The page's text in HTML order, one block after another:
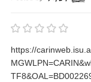
https://